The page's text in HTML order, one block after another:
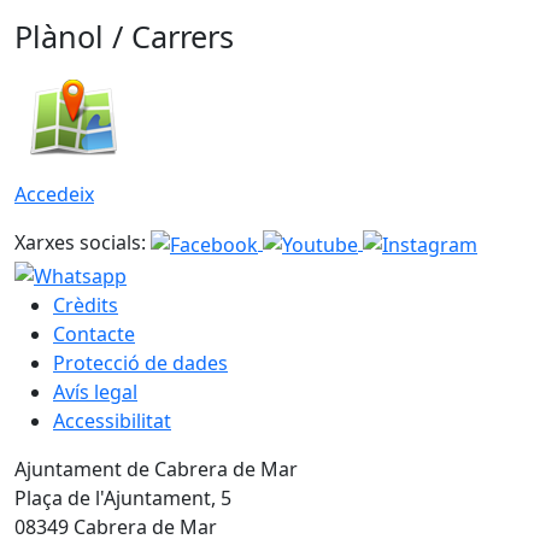
Plànol / Carrers
Accedeix
Xarxes socials:
Crèdits
Contacte
Protecció de dades
Avís legal
Accessibilitat
Ajuntament de Cabrera de Mar
Plaça de l'Ajuntament, 5
08349 Cabrera de Mar